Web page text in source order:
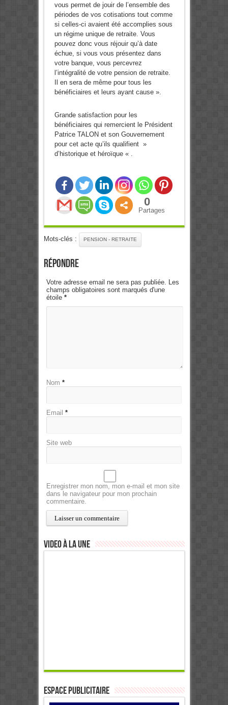
vous permet de jouir de l’ensemble des
périodes de vos cotisations tout comme
si celles-ci avaient été accomplies sous
un régime unique de retraite. Vous
pouvez donc vous réjouir qu’à date
échue, si vous vous présentez dans
votre banque, vous percevrez
l’intégralité de votre pension de retraite.
Il en sera de même pour tous les
bénéficiaires et leurs ayant cause ».
Grande satisfaction pour les
bénéficiaires qui remercient le Président
Patrice TALON et son Gouvernement
pour cet acte qu’ils qualifient »
d’historique et héroïque « .
0
Partages
Mots-clés : PENSION - RETRAITE
Répondre
Votre adresse email ne sera pas publiée. Les
champs obligatoires sont marqués d'une
étoile *
Nom *
Email *
Site web
Enregistrer mon nom, mon e-mail et mon site
dans le navigateur pour mon prochain
commentaire.
Video à la Une
ESPACE PUBLICITAIRE